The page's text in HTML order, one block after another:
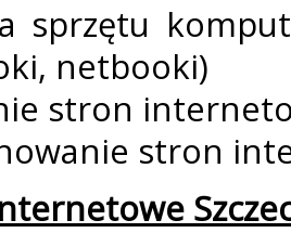
sprzętu
netbooki)
stron
stron